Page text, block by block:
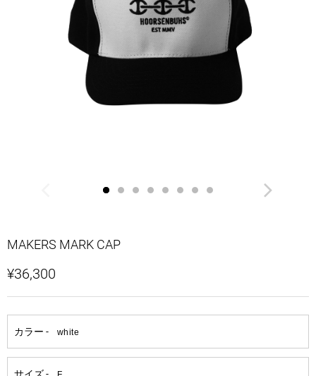
MAKERS MARK CAP
¥36,300